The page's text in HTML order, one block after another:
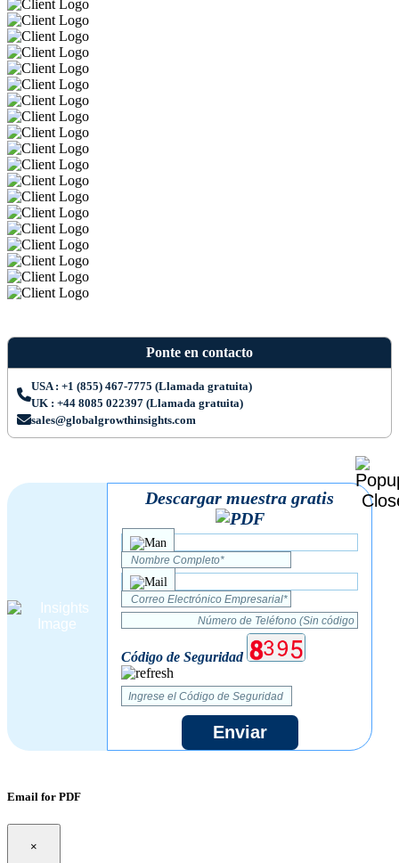
Ponte en contacto
USA : +1 (855) 467-7775 (Llamada gratuita)
UK : +44 8085 022397 (Llamada gratuita)
sales@globalgrowthinsights.com
Descargar muestra gratis
Código de Seguridad
Enviar
Email for PDF
×